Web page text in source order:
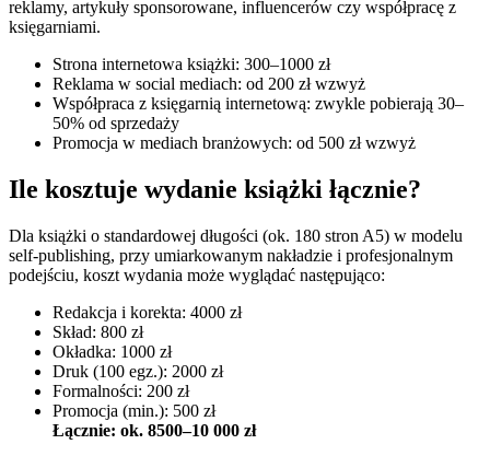
reklamy, artykuły sponsorowane, influencerów czy współpracę z
księgarniami.
Strona internetowa książki: 300–1000 zł
Reklama w social mediach: od 200 zł wzwyż
Współpraca z księgarnią internetową: zwykle pobierają 30–
50% od sprzedaży
Promocja w mediach branżowych: od 500 zł wzwyż
Ile kosztuje wydanie książki łącznie?
Dla książki o standardowej długości (ok. 180 stron A5) w modelu
self-publishing, przy umiarkowanym nakładzie i profesjonalnym
podejściu, koszt wydania może wyglądać następująco:
Redakcja i korekta: 4000 zł
Skład: 800 zł
Okładka: 1000 zł
Druk (100 egz.): 2000 zł
Formalności: 200 zł
Promocja (min.): 500 zł
Łącznie: ok. 8500–10 000 zł